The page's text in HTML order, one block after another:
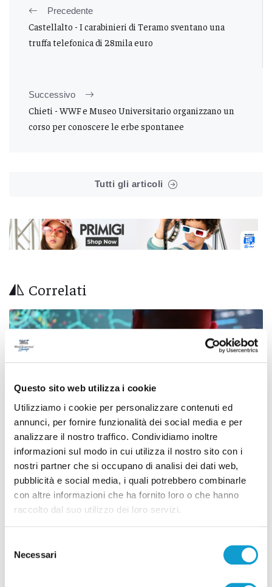
Questo sito web utilizza i cookie
Utilizziamo i cookie per personalizzare contenuti ed
annunci, per fornire funzionalità dei social media e per
analizzare il nostro traffico. Condividiamo inoltre
informazioni sul modo in cui utilizza il nostro sito con i
nostri partner che si occupano di analisi dei dati web,
pubblicità e social media, i quali potrebbero combinarle
con altre informazioni che ha fornito loro o che hanno
raccolto dal suo utilizzo dei loro servizi.
delNecessari
Precedente
Castellalto - I carabinieri di Teramo sventano una
truffa telefonica di 28mila euro
Successivo
Chieti - WWF e Museo Universitario organizzano un
corso per conoscere le erbe spontanee
Tutti gli articoli
Correlati
5 misure
Stampavano soldi falsi nel
cautelari, tra cui 2 ad Ascoli